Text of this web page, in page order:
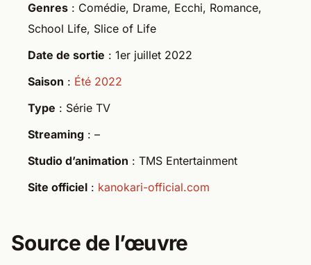
Genres : Comédie, Drame, Ecchi, Romance,
School Life, Slice of Life
Date de sortie : 1er juillet 2022
Saison : Été 2022
Type : Série TV
Streaming : –
Studio d’animation : TMS Entertainment
Site officiel : kanokari-official.com
Source de l’œuvre